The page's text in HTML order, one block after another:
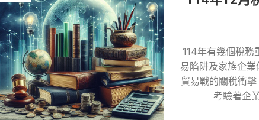
114年有幾個稅務
易陷阱及家族企
貿易戰的關稅衝
考驗著企